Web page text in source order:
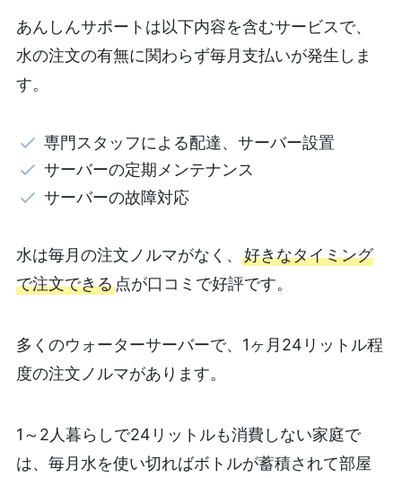
あんしんサポートは以下内容を含むサービスで、
水の注文の有無に関わらず毎月支払いが発生しま
す。
専門スタッフによる配達、サーバー設置
サーバーの定期メンテナンス
サーバーの故障対応
水は毎月の注文ノルマがなく、 好きなタイミング
で注文できる点が口コミで好評です。
多くのウォーターサーバーで、1ヶ月24リットル程
度の注文ノルマがあります。
1～2人暮らしで24リットルも消費しない家庭で
は、毎月水を使い切ればボトルが蓄積されて部屋